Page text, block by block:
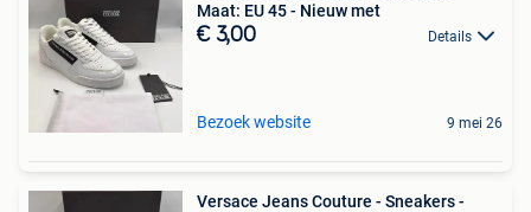
Maat: EU 45 - Nieuw met
€ 3,00 Details
Bezoek website 9 mei 26
Versace Jeans Couture - Sneakers -